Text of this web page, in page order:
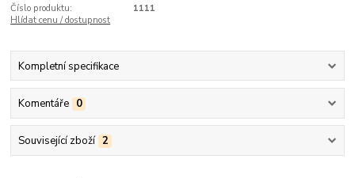
Číslo produktu:
1111
Hlídat cenu / dostupnost
Kompletní specifikace
Komentáře 0
Související zboží 2